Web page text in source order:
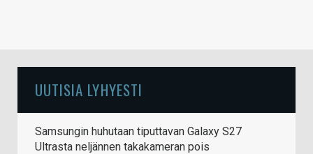
UUTISIA LYHYESTI
Samsungin huhutaan tiputtavan Galaxy S27
Ultrasta neljännen takakameran pois